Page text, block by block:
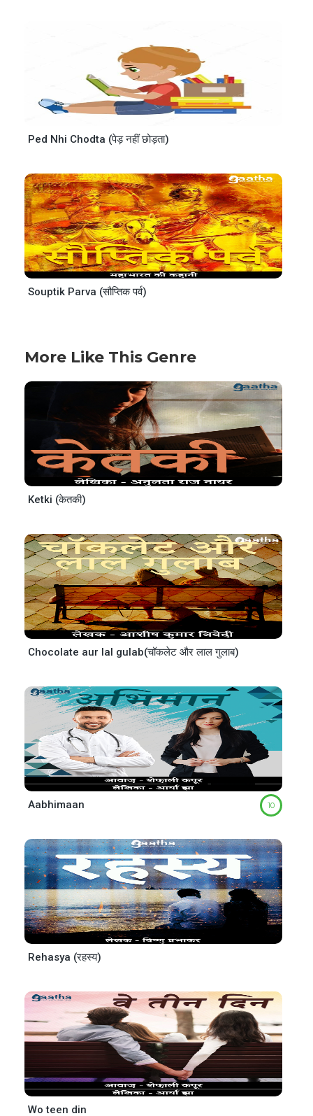
Ped Nhi Chodta (पेड़ नहीं छोड़ता)
Souptik Parva (सौप्तिक पर्व)
More Like This Genre
Ketki (केतकी)
Chocolate aur lal gulab(चॉकलेट और लाल गुलाब)
Aabhimaan 10
Rehasya (रहस्य)
Wo teen din